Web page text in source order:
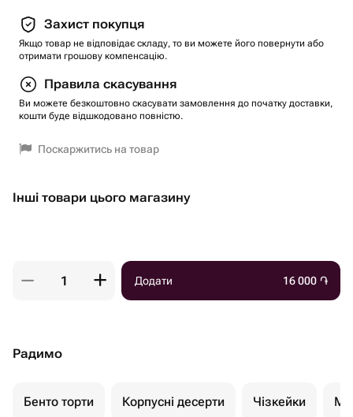
Захист покупця
Якщо товар не відповідає складу, то ви можете його повернути або
отримати грошову компенсацію.
Правила скасування
Ви можете безкоштовно скасувати замовлення до початку доставки,
кошти буде відшкодовано повністю.
Поскаржитись на товар
Інші товари цього магазину
Додати 16 000 ֏
Радимо
Бенто торти Корпусні десерти Чізкейки